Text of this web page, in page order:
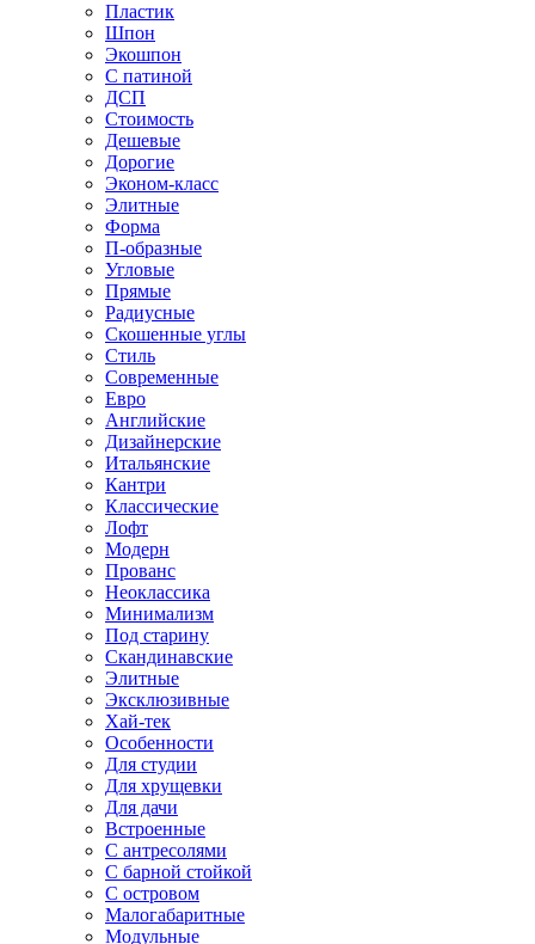
Пластик
Шпон
Экошпон
С патиной
ДСП
Стоимость
Дешевые
Дорогие
Эконом-класс
Элитные
Форма
П-образные
Угловые
Прямые
Радиусные
Скошенные углы
Стиль
Современные
Евро
Английские
Дизайнерские
Итальянские
Кантри
Классические
Лофт
Модерн
Прованс
Неоклассика
Минимализм
Под старину
Скандинавские
Элитные
Эксклюзивные
Хай-тек
Особенности
Для студии
Для хрущевки
Для дачи
Встроенные
С антресолями
С барной стойкой
С островом
Малогабаритные
Модульные